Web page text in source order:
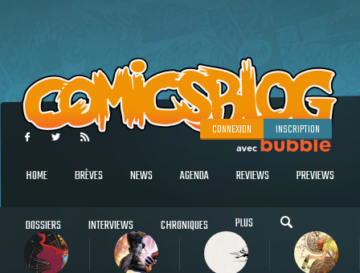
CONNEXION INSCRIPTION
HOME BRÈVES NEWS AGENDA REVIEWS PREVIEWS
DOSSIERS INTERVIEWS CHRONIQUES PLUS